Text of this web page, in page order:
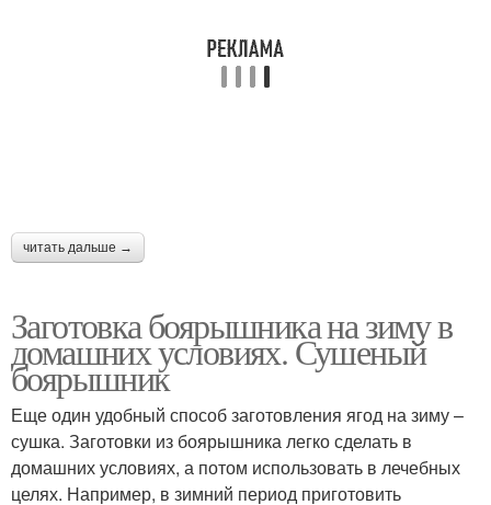
читать дальше →
Заготовка боярышника на зиму в
домашних условиях. Сушеный
боярышник
Еще один удобный способ заготовления ягод на зиму –
сушка. Заготовки из боярышника легко сделать в
домашних условиях, а потом использовать в лечебных
целях. Например, в зимний период приготовить